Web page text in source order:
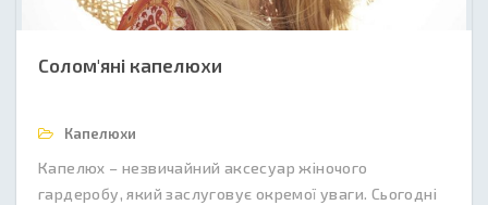
Солом'яні капелюхи
Капелюхи
Капелюх – незвичайний аксесуар жіночого
гардеробу, який заслуговує окремої уваги. Сьогодні